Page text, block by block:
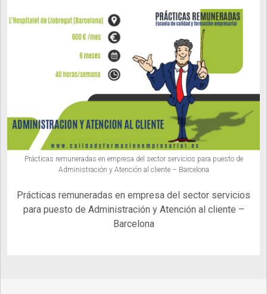
Prácticas remuneradas en empresa del sector servicios para puesto de
Administración y Atención al cliente – Barcelona
Prácticas remuneradas en empresa del sector servicios
para puesto de Administración y Atención al cliente –
Barcelona